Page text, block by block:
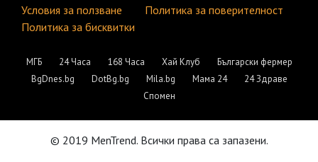
Условия за ползване
Политика за поверителност
Политика за бисквитки
МГБ 24 Часа 168 Часа Хай Клуб
Български фермер
BgDnes.bg
DotBg.bg Mila.bg Мама 24
24 Здраве
Спомен
© 2019 MenTrend. Всички права са запазени.